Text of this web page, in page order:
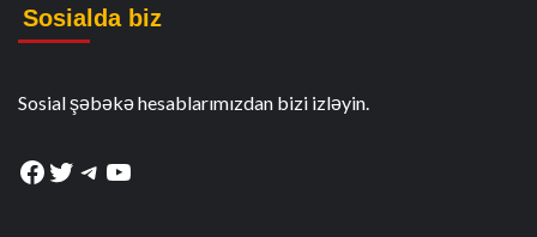
Sosialda biz
Sosial şəbəkə hesablarımızdan bizi izləyin.
Facebook
Twitter
Telegram
YouTube